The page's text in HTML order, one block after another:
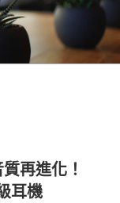
再進化！
耳機